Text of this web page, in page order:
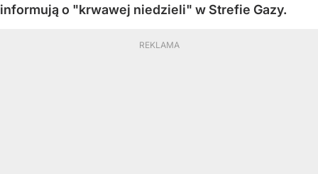
informują o "krwawej niedzieli" w Strefie Gazy.